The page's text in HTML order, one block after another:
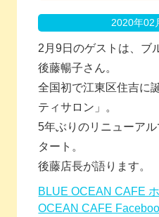
2020年02
2月9日のゲストは、ブ
後藤暢子さん。
全国初で江東区住吉に
ティサロン」。
5年ぶりのリニューア
タート。
後藤店長が語ります。
BLUE OCEAN CAFE
OCEAN CAFE